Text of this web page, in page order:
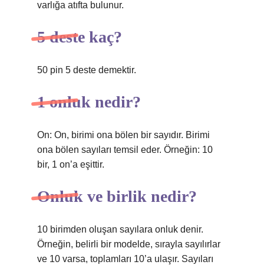
varlığa atıfta bulunur.
5 deste kaç?
50 pin 5 deste demektir.
1 onluk nedir?
On: On, birimi ona bölen bir sayıdır. Birimi
ona bölen sayıları temsil eder. Örneğin: 10
bir, 1 on’a eşittir.
Onluk ve birlik nedir?
10 birimden oluşan sayılara onluk denir.
Örneğin, belirli bir modelde, sırayla sayılırlar
ve 10 varsa, toplamları 10’a ulaşır. Sayıları